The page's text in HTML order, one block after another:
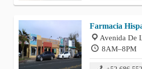
Farmacia
Avenida De
8AM–8PM